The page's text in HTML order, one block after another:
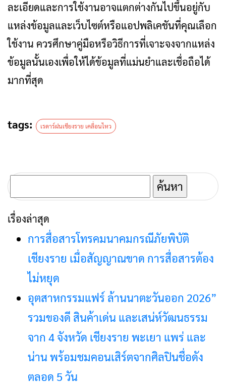
ละเอียดและการใช้งานอาจแตกต่างกันไปขึ้นอยู่กับ
แหล่งข้อมูลและเว็บไซต์หรือแอปพลิเคชันที่คุณเลือก
ใช้งาน ควรศึกษาคู่มือหรือวิธีการที่เจาะจงจากแหล่ง
ข้อมูลนั้นเองเพื่อให้ได้ข้อมูลที่แม่นยำและเชื่อถือได้
มากที่สุด
tags: เรดาร์ฝนเชียงราย เคลื่อนไหว
ค้นหา
สำหรับ:
เรื่องล่าสุด
การสื่อสารโทรคมนาคมกรณีภัยพิบัติ
เชียงราย เมื่อสัญญาณขาด การสื่อสารต้อง
ไม่หยุด
อุตสาหกรรมแฟร์ ล้านนาตะวันออก 2026”
รวมของดี สินค้าเด่น และเสน่ห์วัฒนธรรม
จาก 4 จังหวัด เชียงราย พะเยา แพร่ และ
น่าน พร้อมชมคอนเสิร์ตจากศิลปินชื่อดัง
ตลอด 5 วัน